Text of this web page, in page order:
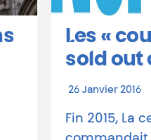
Les «
sold out
26 Janvier 2016
Fin 2015, La